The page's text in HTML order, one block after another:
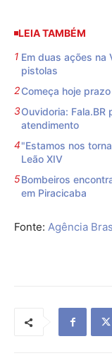
LEIA TAMBÉM
Em duas ações na
pistolas
Começa hoje
Ouvidoria:
atendimento
"Estamos nos
Leão XIV
Bombeiros
em Piracicaba
Fonte: Agência